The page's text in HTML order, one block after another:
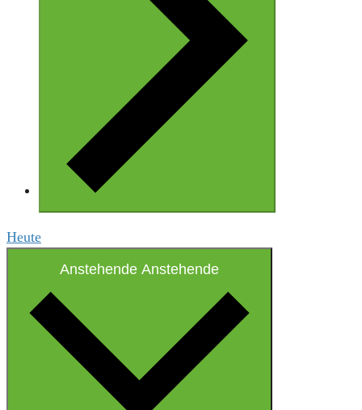
Heute
Anstehende Anstehende